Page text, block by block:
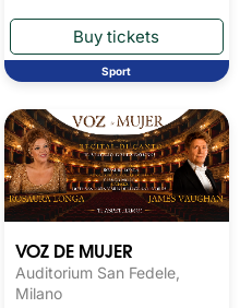
Sport
VOZ DE MUJER
Auditorium San Fedele,
Milano